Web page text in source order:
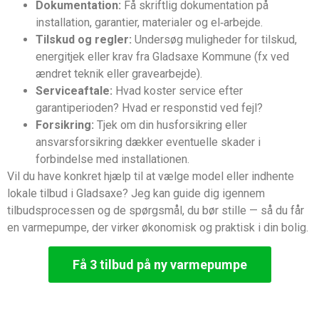
Dokumentation: Få skriftlig dokumentation på
installation, garantier, materialer og el‑arbejde.
Tilskud og regler: Undersøg muligheder for tilskud,
energitjek eller krav fra Gladsaxe Kommune (fx ved
ændret teknik eller gravearbejde).
Serviceaftale: Hvad koster service efter
garantiperioden? Hvad er responstid ved fejl?
Forsikring: Tjek om din husforsikring eller
ansvarsforsikring dækker eventuelle skader i
forbindelse med installationen.
Vil du have konkret hjælp til at vælge model eller indhente
lokale tilbud i Gladsaxe? Jeg kan guide dig igennem
tilbudsprocessen og de spørgsmål, du bør stille — så du får
en varmepumpe, der virker økonomisk og praktisk i din bolig.
Få 3 tilbud på ny varmepumpe